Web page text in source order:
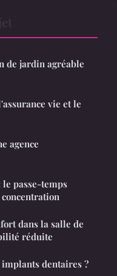
de jardin agréable
vie et le
agence
passe-temps
dans la salle de
réduite
dentaires ?